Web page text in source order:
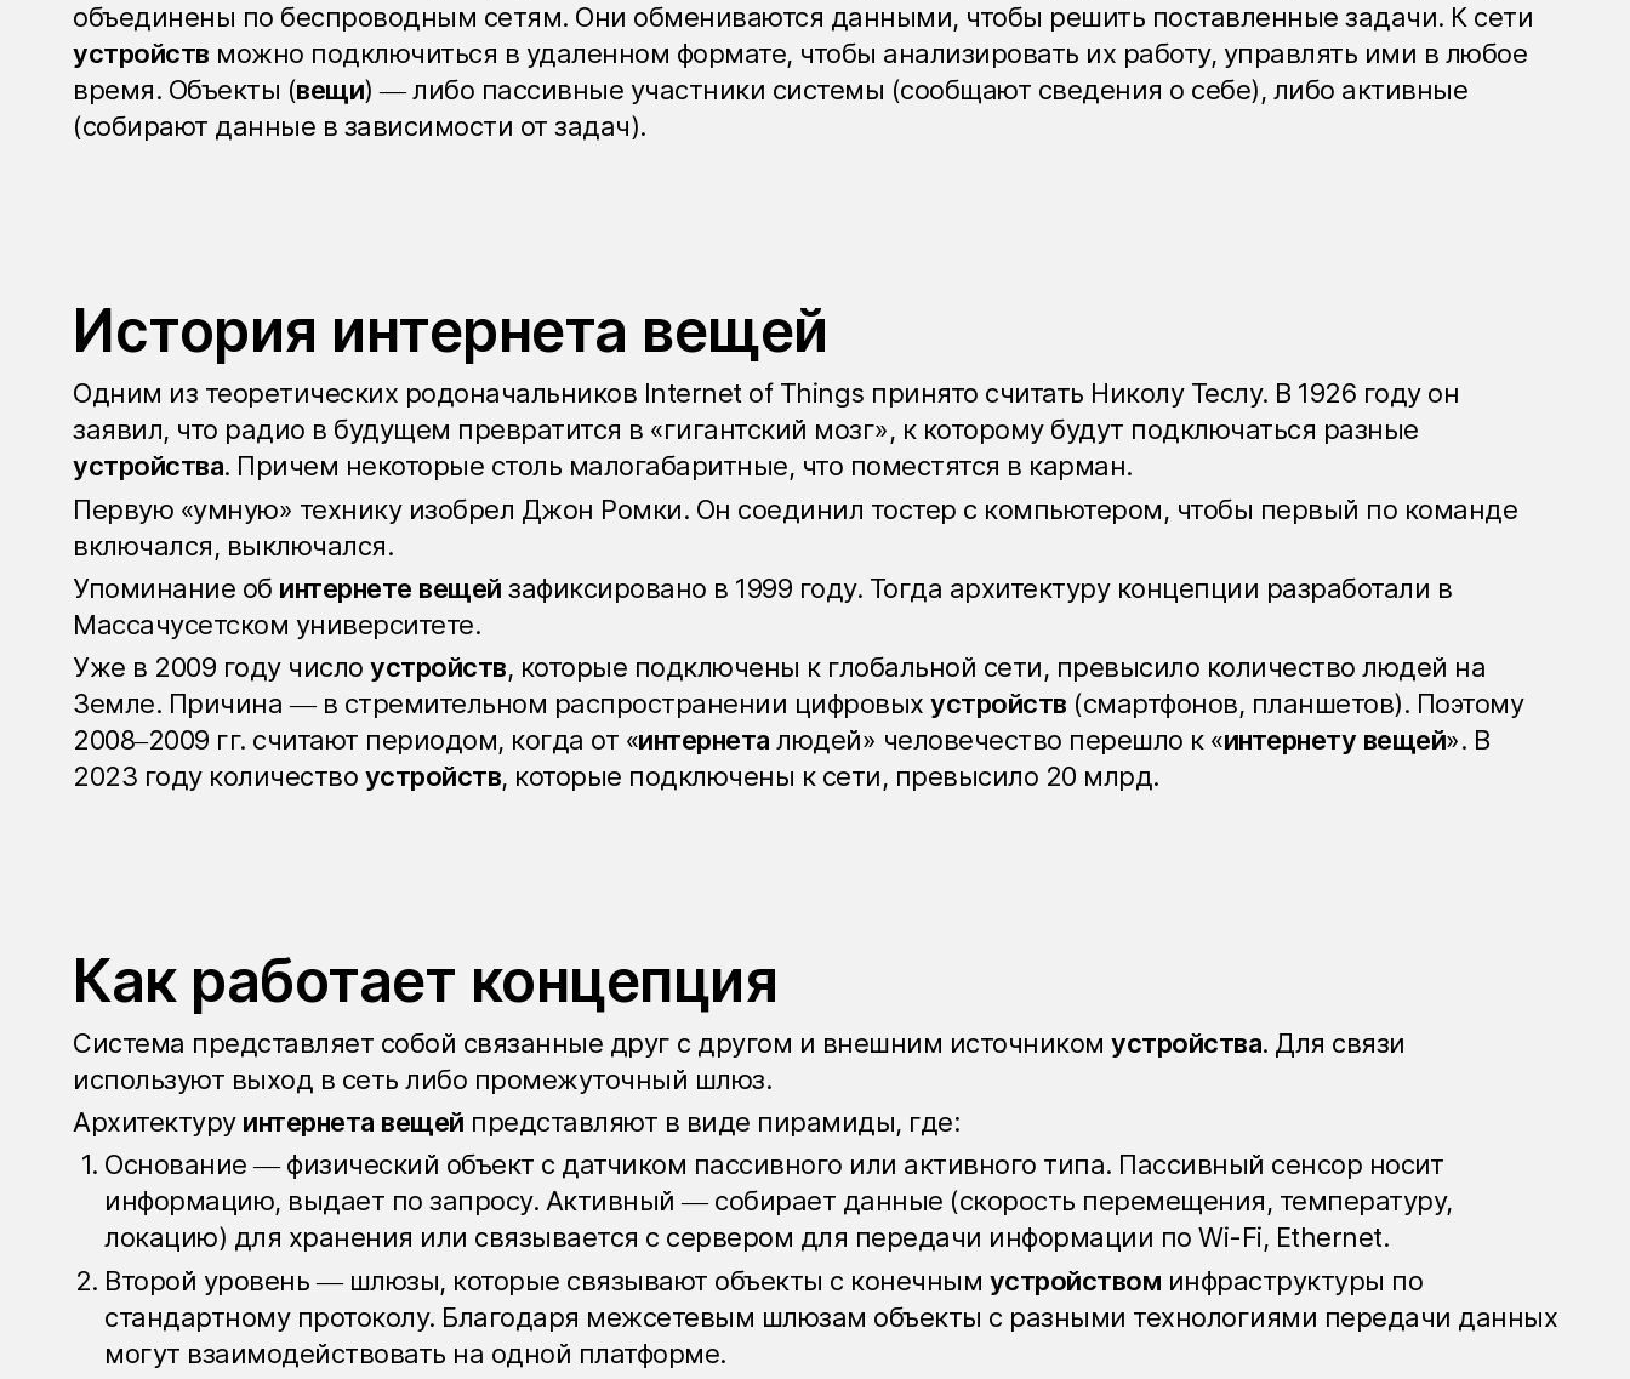
объединены по беспроводным сетям. Они обмениваются данными, чтобы решить поставленные задачи. К сети
устройств можно подключиться в удаленном формате, чтобы анализировать их работу, управлять ими в любое
время. Объекты (вещи) — либо пассивные участники системы (сообщают сведения о себе), либо активные
(собирают данные в зависимости от задач).
История интернета вещей
Одним из теоретических родоначальников Internet of Things принято считать Николу Теслу. В 1926 году он
заявил, что радио в будущем превратится в «гигантский мозг», к которому будут подключаться разные
устройства. Причем некоторые столь малогабаритные, что поместятся в карман.
Первую «умную» технику изобрел Джон Ромки. Он соединил тостер с компьютером, чтобы первый по команде
включался, выключался.
Упоминание об интернете вещей зафиксировано в 1999 году. Тогда архитектуру концепции разработали в
Массачусетском университете.
Уже в 2009 году число устройств, которые подключены к глобальной сети, превысило количество людей на
Земле. Причина — в стремительном распространении цифровых устройств (смартфонов, планшетов). Поэтому
2008–2009 гг. считают периодом, когда от «интернета людей» человечество перешло к «интернету вещей». В
2023 году количество устройств, которые подключены к сети, превысило 20 млрд.
Как работает концепция
Система представляет собой связанные друг с другом и внешним источником устройства. Для связи
используют выход в сеть либо промежуточный шлюз.
Архитектуру интернета вещей представляют в виде пирамиды, где:
Основание — физический объект с датчиком пассивного или активного типа. Пассивный сенсор носит
информацию, выдает по запросу. Активный — собирает данные (скорость перемещения, температуру,
локацию) для хранения или связывается с сервером для передачи информации по Wi-Fi, Ethernet.
Второй уровень — шлюзы, которые связывают объекты с конечным устройством инфраструктуры по
стандартному протоколу. Благодаря межсетевым шлюзам объекты с разными технологиями передачи данных
могут взаимодействовать на одной платформе.